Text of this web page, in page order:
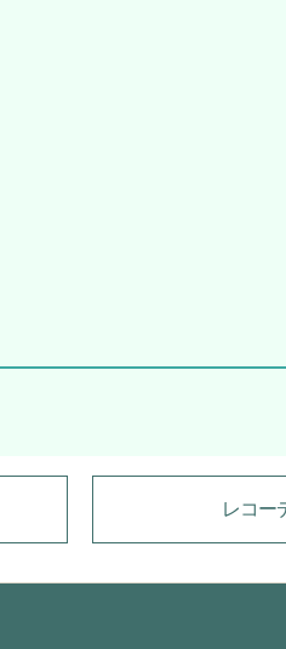
レコー